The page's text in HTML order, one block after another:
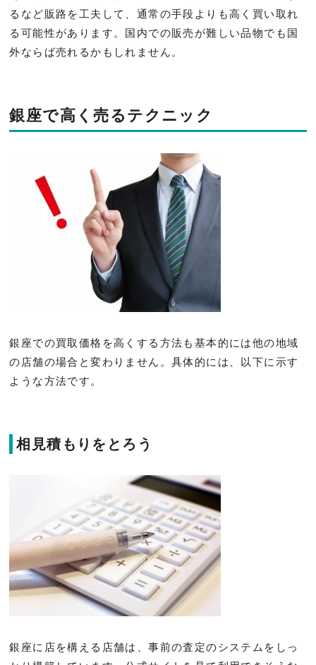
るなど販路を工夫して、通常の手段よりも高く買い取れ
る可能性があります。国内での販売が難しい品物でも国
外ならば売れるかもしれません。
銀座で高く売るテクニック
銀座での買取価格を高くする方法も基本的には他の地域
の店舗の場合と変わりません。具体的には、以下に示す
ような方法です。
相見積もりをとろう
銀座に店を構える店舗は、事前の査定のシステムをしっ